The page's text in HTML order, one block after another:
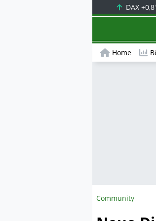
DAX
Home
Community